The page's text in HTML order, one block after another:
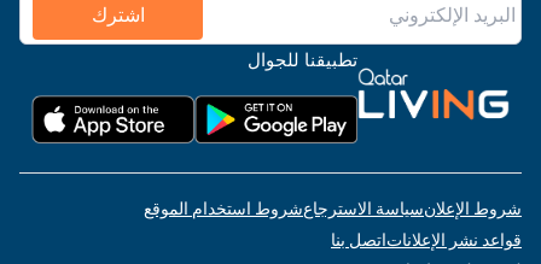
اشترك
تطبيقنا للجوال
شروط الإعلانسياسة الاسترجاعشروط استخدام الموقع
قواعد نشر الإعلاناتاتصل بنا